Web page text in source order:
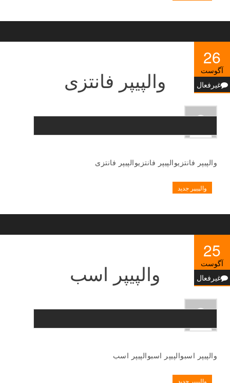
26
آگوست
غیرفعال
والپیپر فانتزی
والپیپر فانتزیوالپیپر فانتزیوالپیپر فانتزی
والپیپر جدید
25
آگوست
غیرفعال
والپیپر اسب
والپیپر اسبوالپیپر اسبوالپیپر اسب
والپیپر جدید